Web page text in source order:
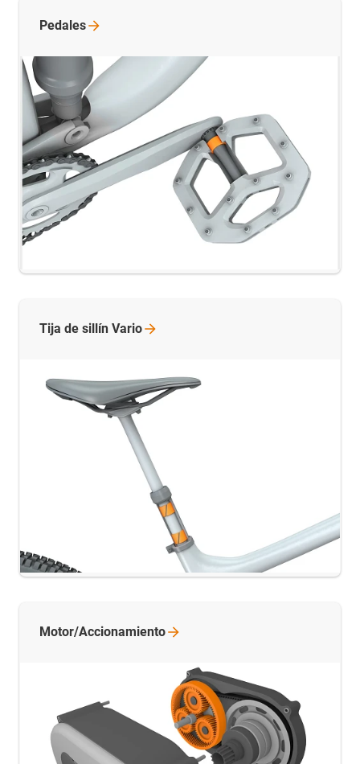
Pedales
Tija de sillín Vario
Motor/Accionamiento